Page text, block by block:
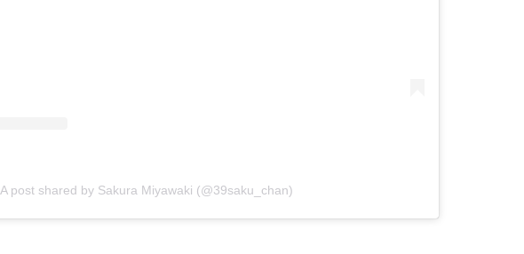
A post shared by Sakura Miyawaki (@39saku_chan)